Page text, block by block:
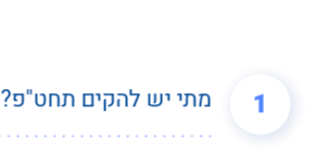
1 מתי יש להקים תחט"פ?